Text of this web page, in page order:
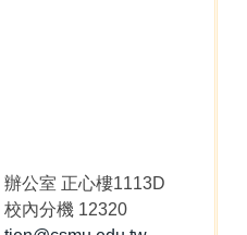
辦公室 正心樓1113D
校內分機 12320